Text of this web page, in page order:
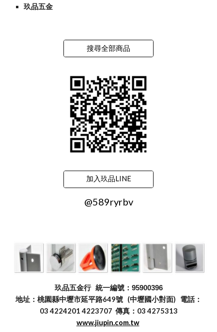
玖品五金
搜尋全部商品
加入玖品LINE
@589ryrbv
玖品五金行 統一編號：95900396
地址：桃園縣中壢市延平路649號 (中壢國小對面) 電話：
03 4224201 4223707 傳真：03 4275313
www.jiupin.com.tw